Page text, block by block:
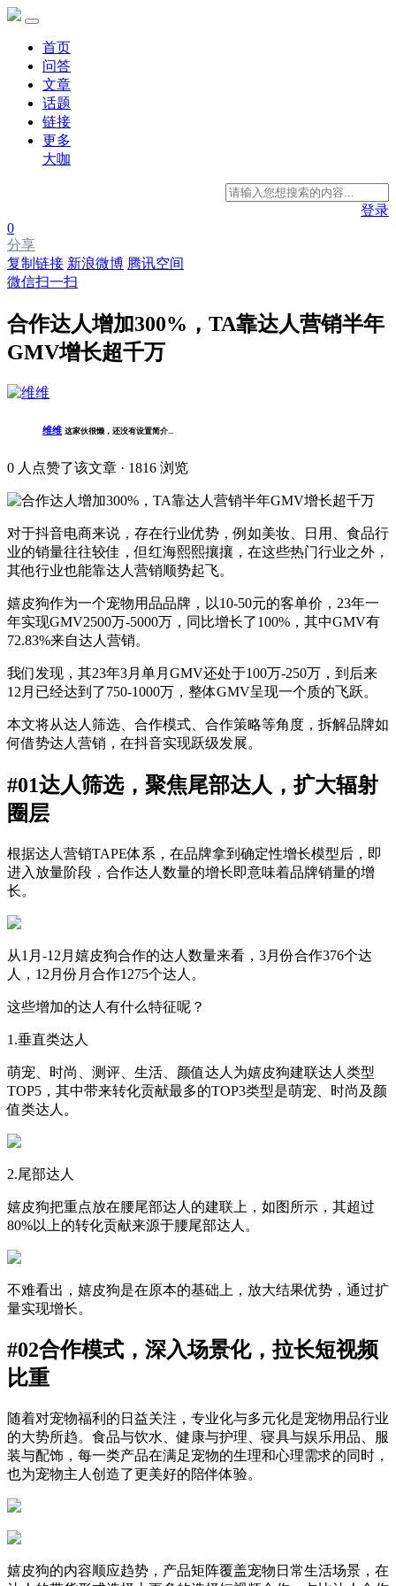
首页
问答
文章
话题
链接
更多
大咖
登录
0
分享
复制链接 新浪微博 腾讯空间
微信扫一扫
合作达人增加300%，TA靠达人营销半年
GMV增长超千万
维维 这家伙很懒，还没有设置简介...
0 人点赞了该文章 · 1816 浏览
对于抖音电商来说，存在行业优势，例如美妆、日用、食品行
业的销量往往较佳，但红海熙熙攘攘，在这些热门行业之外，
其他行业也能靠达人营销顺势起飞。
嬉皮狗作为一个宠物用品品牌，以10-50元的客单价，23年一
年实现GMV2500万-5000万，同比增长了100%，其中GMV有
72.83%来自达人营销。
我们发现，其23年3月单月GMV还处于100万-250万，到后来
12月已经达到了750-1000万，整体GMV呈现一个质的飞跃。
本文将从达人筛选、合作模式、合作策略等角度，拆解品牌如
何借势达人营销，在抖音实现跃级发展。
#01达人筛选，聚焦尾部达人，扩大辐射
圈层
根据达人营销TAPE体系，在品牌拿到确定性增长模型后，即
进入放量阶段，合作达人数量的增长即意味着品牌销量的增
长。
从1月-12月嬉皮狗合作的达人数量来看，3月份合作376个达
人，12月份月合作1275个达人。
这些增加的达人有什么特征呢？
1.垂直类达人
萌宠、时尚、测评、生活、颜值达人为嬉皮狗建联达人类型
TOP5，其中带来转化贡献最多的TOP3类型是萌宠、时尚及颜
值类达人。
2.尾部达人
嬉皮狗把重点放在腰尾部达人的建联上，如图所示，其超过
80%以上的转化贡献来源于腰尾部达人。
不难看出，嬉皮狗是在原本的基础上，放大结果优势，通过扩
量实现增长。
#02合作模式，深入场景化，拉长短视频
比重
随着对宠物福利的日益关注，专业化与多元化是宠物用品行业
的大势所趋。食品与饮水、健康与护理、寝具与娱乐用品、服
装与配饰，每一类产品在满足宠物的生理和心理需求的同时，
也为宠物主人创造了更美好的陪伴体验。
嬉皮狗的内容顺应趋势，产品矩阵覆盖宠物日常生活场景，在